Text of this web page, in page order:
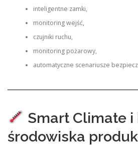
inteligentne zamki,
monitoring wejść,
czujniki ruchu,
monitoring pożarowy,
automatyczne scenariusze
Smart Climate
środowiska